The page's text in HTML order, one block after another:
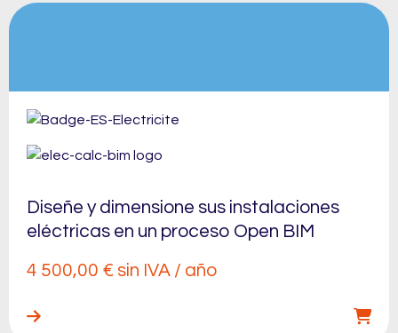
Diseñe y dimensione sus instalaciones
eléctricas en un proceso Open BIM
4 500,00 € sin IVA / año